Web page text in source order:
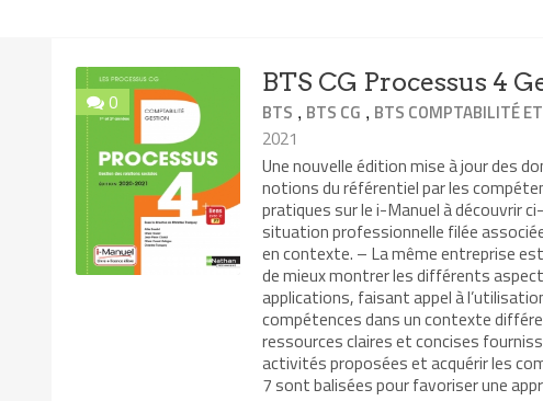
0
BTS CG Processus 4
BTS , BTS CG , BTS COMPTABILITÉ
2021
Une nouvelle édition mise à jour des
notions du référentiel par les
pratiques sur le i-Manuel à découvrir
situation professionnelle filée
en contexte. – La même entreprise
de mieux montrer les différents
applications, faisant appel à
compétences dans un contexte
ressources claires et concises
activités proposées et acquérir les
7 sont balisées pour favoriser une